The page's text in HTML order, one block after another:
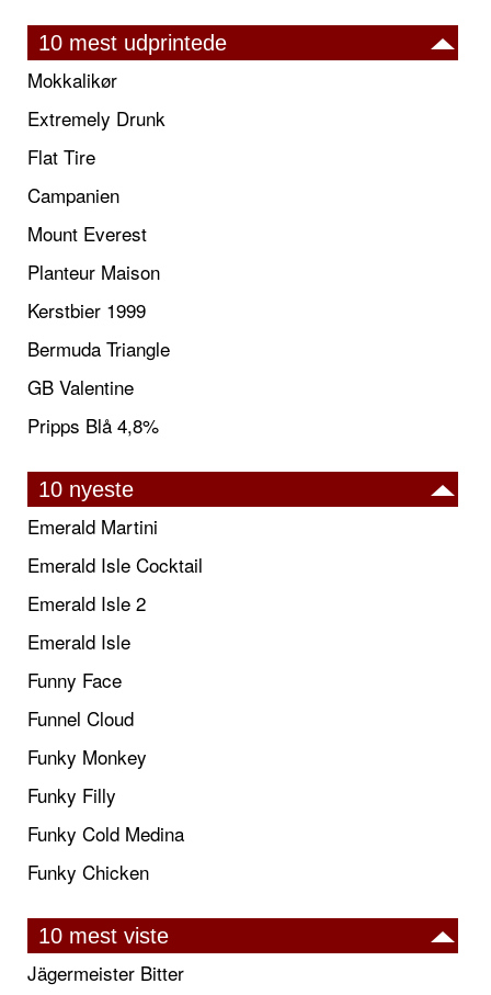
10 mest udprintede
Mokkalikør
Extremely Drunk
Flat Tire
Campanien
Mount Everest
Planteur Maison
Kerstbier 1999
Bermuda Triangle
GB Valentine
Pripps Blå 4,8%
10 nyeste
Emerald Martini
Emerald Isle Cocktail
Emerald Isle 2
Emerald Isle
Funny Face
Funnel Cloud
Funky Monkey
Funky Filly
Funky Cold Medina
Funky Chicken
10 mest viste
Jägermeister Bitter